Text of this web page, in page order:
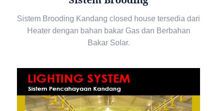
Sistem Brooding Kandang closed house tersedia dari
Heater dengan bahan bakar Gas dan Berbahan
Bakar Solar.